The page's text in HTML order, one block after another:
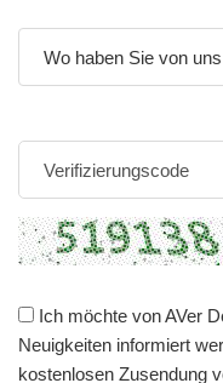
Wo haben Sie von
Ich möchte von AVer
Neuigkeiten informiert
kostenlosen Zusendung